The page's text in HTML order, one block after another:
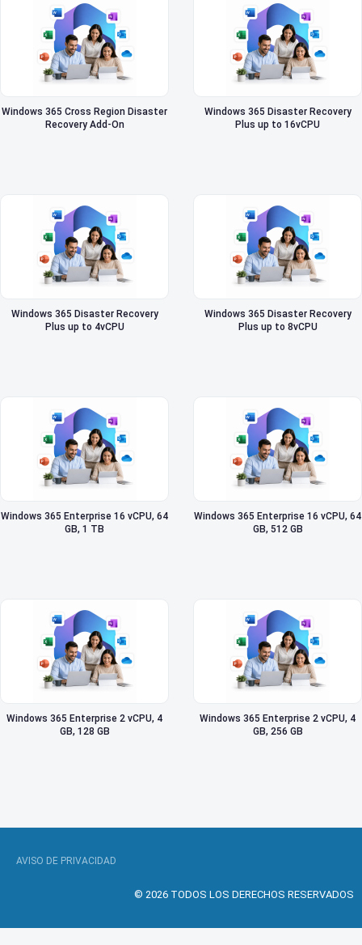
Windows 365 Cross Region Disaster
Recovery Add-On
Windows 365 Disaster Recovery
Plus up to 16vCPU
Windows 365 Disaster Recovery
Plus up to 4vCPU
Windows 365 Disaster Recovery
Plus up to 8vCPU
Windows 365 Enterprise 16 vCPU, 64
GB, 1 TB
Windows 365 Enterprise 16 vCPU, 64
GB, 512 GB
Windows 365 Enterprise 2 vCPU, 4
GB, 128 GB
Windows 365 Enterprise 2 vCPU, 4
GB, 256 GB
AVISO DE PRIVACIDAD
© 2026 TODOS LOS DERECHOS RESERVADOS